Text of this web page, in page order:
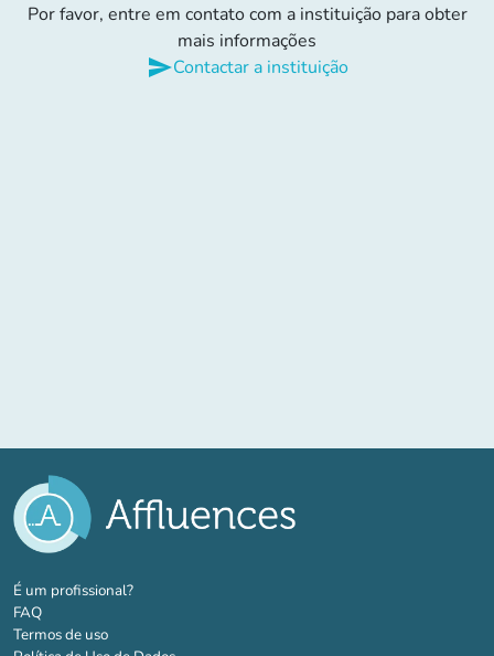
Por favor, entre em contato com a instituição para obter
mais informações
sendContactar a instituição
É um profissional?(novo separador)
FAQ
Termos de uso